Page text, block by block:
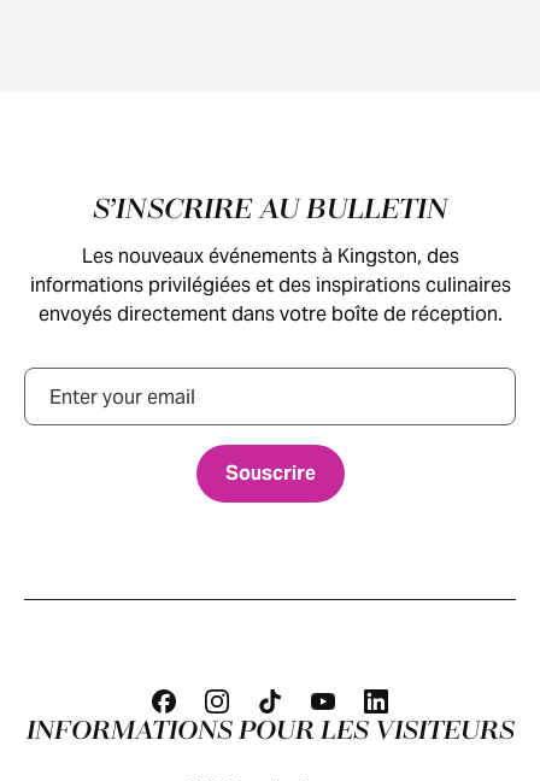
Pied de pageS’INSCRIRE AU BULLETIN
Les nouveaux événements à Kingston, des
informations privilégiées et des inspirations culinaires
envoyés directement dans votre boîte de réception.
Courriel
INFORMATIONS POUR LES VISITEURS